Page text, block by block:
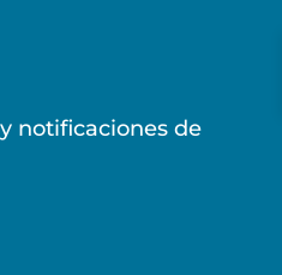
notificaciones de